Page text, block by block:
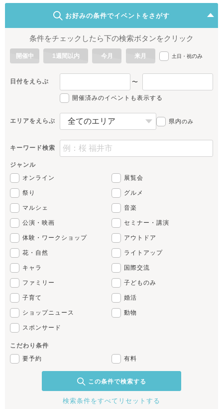
お好みの条件でイベントをさがす
条件をチェックしたら下の検索ボタンをクリック
開催中 1週間以内 今月 来月 土日・祝のみ
日付をえらぶ 〜
開催済みのイベントも表示する
エリアをえらぶ 県内のみ
キーワード検索
ジャンル
オンライン
展覧会
祭り グルメ
マルシェ 音楽
公演・映画 セミナー・講演
体験・ワークショップ アウトドア
花・自然 ライトアップ
キャラ 国際交流
ファミリー 子どものみ
子育て 婚活
ショップニュース 動物
スポンサード
こだわり条件
要予約
有料
この条件で検索する
検索条件をすべてリセットする